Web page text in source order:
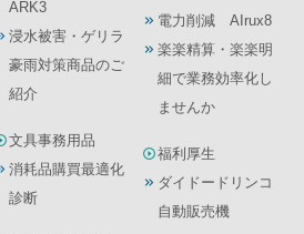
ARK3
浸水被害・ゲリラ
豪雨対策商品のご
紹介
文具事務用品
消耗品購買最適化
診断
電力削減 AIrux8
楽楽精算・楽楽明
細で業務効率化し
ませんか
福利厚生
ダイドードリンコ
自動販売機